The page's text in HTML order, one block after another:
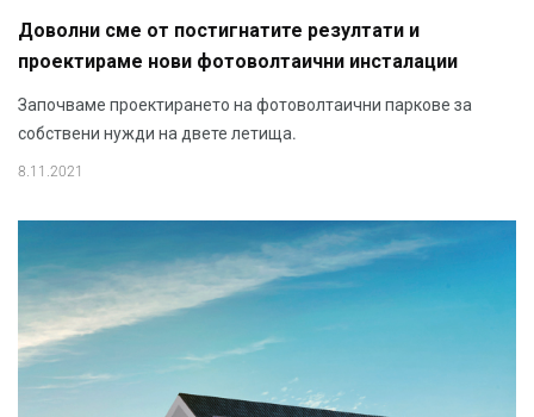
Доволни сме от постигнатите резултати и
проектираме нови фотоволтаични инсталации
Започваме проектирането на фотоволтаични паркове за
собствени нужди на двете летища.
8.11.2021